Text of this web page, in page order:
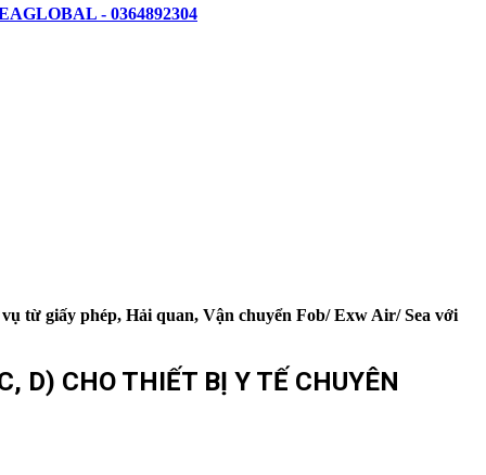
- 0364892304
từ giấy phép, Hải quan, Vận chuyển Fob/ Exw Air/ Sea với
D) CHO THIẾT BỊ Y TẾ CHUYÊN